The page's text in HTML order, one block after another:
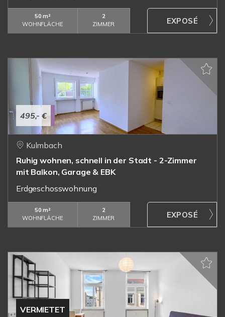
50 m²
WOHNFLÄCHE
2
ZIMMER
495,- €
Kulmbach
Ruhig wohnen, schnell in der Stadt - 2-Zimmer
mit Balkon, Garage & EBK
Erdgeschosswohnung
50 m²
WOHNFLÄCHE
2
ZIMMER
VERMIETET